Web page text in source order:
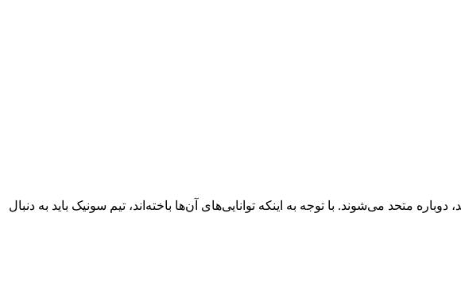
متحد می‌شوند. با توجه به اینکه توانایی‌های آن‌ها باخته‌اند، تیم سونیک باید به دنبال